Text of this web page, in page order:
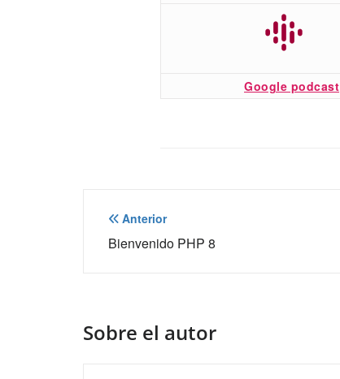
Google podcast
Navegación
de
Anterior
Bienvenido PHP 8
Sobre el autor